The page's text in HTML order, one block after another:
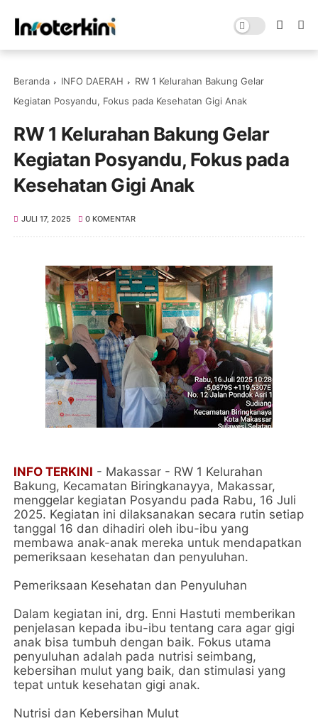
Beranda INFO DAERAH
RW 1 Kelurahan Bakung Gelar
Kegiatan Posyandu, Fokus pada Kesehatan Gigi Anak
RW 1 Kelurahan Bakung Gelar
Kegiatan Posyandu, Fokus pada
Kesehatan Gigi Anak
JULI 17, 2025 0 KOMENTAR
INFO TERKINI - Makassar - RW 1 Kelurahan
Bakung, Kecamatan Biringkanayya, Makassar,
menggelar kegiatan Posyandu pada Rabu, 16 Juli
2025. Kegiatan ini dilaksanakan secara rutin setiap
tanggal 16 dan dihadiri oleh ibu-ibu yang
membawa anak-anak mereka untuk mendapatkan
pemeriksaan kesehatan dan penyuluhan.
Pemeriksaan Kesehatan dan Penyuluhan
Dalam kegiatan ini, drg. Enni Hastuti memberikan
penjelasan kepada ibu-ibu tentang cara agar gigi
anak bisa tumbuh dengan baik. Fokus utama
penyuluhan adalah pada nutrisi seimbang,
kebersihan mulut yang baik, dan stimulasi yang
tepat untuk kesehatan gigi anak.
Nutrisi dan Kebersihan Mulut